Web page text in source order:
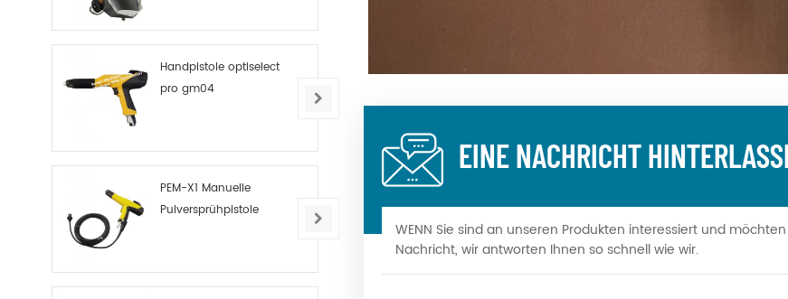
EINE NACHRICHT
WENN Sie sind an unseren Produkten interessiert und
Nachricht, wir antworten Ihnen so schnell wie wir.
Handpistole optiselect
pro gm04
PEM-X1 Manuelle
Pulversprühpistole